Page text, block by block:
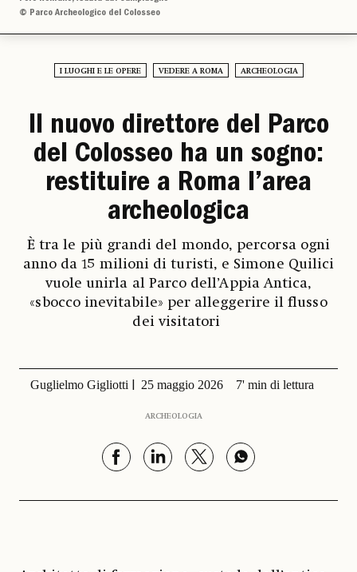
© Parco Archeologico del Colosseo
I LUOGHI E LE OPERE VEDERE A ROMA ARCHEOLOGIA
Il nuovo direttore del Parco
del Colosseo ha un sogno:
restituire a Roma l’area
archeologica
È tra le più grandi del mondo, percorsa ogni
anno da 15 milioni di turisti, e Simone Quilici
vuole unirla al Parco dell’Appia Antica,
«sbocco inevitabile» per alleggerire il flusso
dei visitatori
Guglielmo Gigliotti 25 maggio 2026 7' min di lettura
ARCHEOLOGIA